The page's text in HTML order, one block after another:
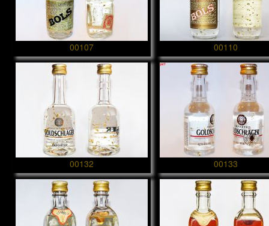
00107 00110
00132 00133